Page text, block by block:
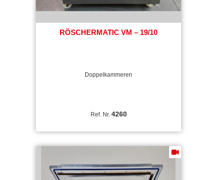
RÖSCHERMATIC VM – 19/10
Doppelkammeren
Ref. Nr. 4260